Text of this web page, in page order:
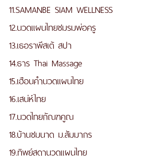
11.SAMANBE SIAM WELLNESS
12.นวดแผนไทยชมรมพ่อครู
13.เธอราพีสเต้ สปา
14.ธาร Thai Massage
15.เฮือนคำนวดแผนไทย
16.เสน่ห์ไทย
17.นวดไทยกัณฑคูณ
18.บ้านชมนาด ม.สัมมากร
19.ทิพย์สุดานวดแผนไทย